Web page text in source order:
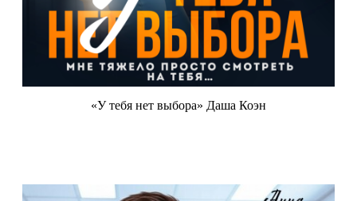
«У тебя нет выбора» Даша Коэн